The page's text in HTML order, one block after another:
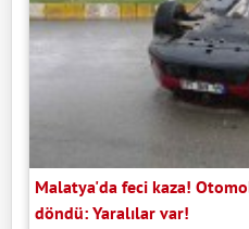
Malatya'da feci kaza!
döndü: Yaralılar var!